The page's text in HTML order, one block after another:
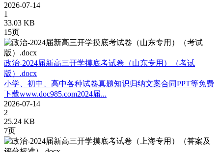
2026-07-14
1
33.03 KB
15页
政治-2024届新高三开学摸底考试卷（山东专用）（考试
版）.docx
小学、初中、高中各种试卷真题知识归纳文案合同PPT等免费
下载www.doc985.com2024届...
2026-07-14
2
25.24 KB
7页